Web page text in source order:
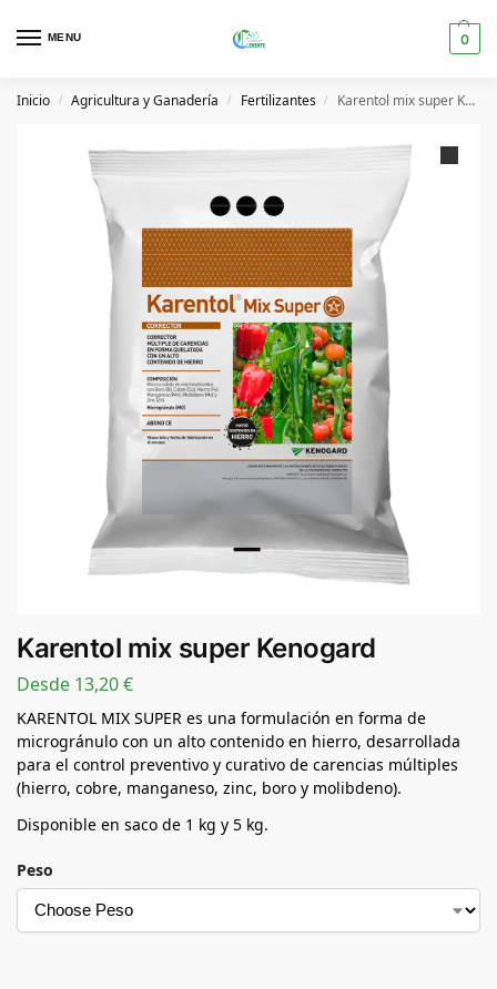
MENU 0
Inicio / Agricultura y Ganadería / Fertilizantes / Karentol mix super Kenogard
Karentol mix super Kenogard
Desde 13,20€
KARENTOL MIX SUPER es una formulación en forma de
microgránulo con un alto contenido en hierro, desarrollada
para el control preventivo y curativo de carencias múltiples
(hierro, cobre, manganeso, zinc, boro y molibdeno).
Disponible en saco de 1 kg y 5 kg.
Peso